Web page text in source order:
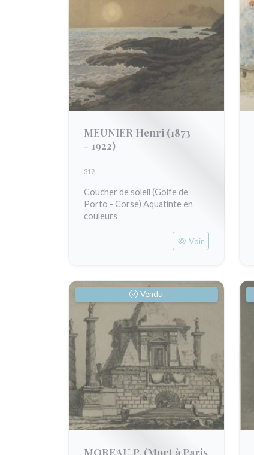
MEUNIER Henri (1873
- 1922)
312
Coucher de soleil (Golfe de
Porto - Corse) Aquatinte en
couleurs
Voir
Vendu
MOREAU P. (Mort à Paris